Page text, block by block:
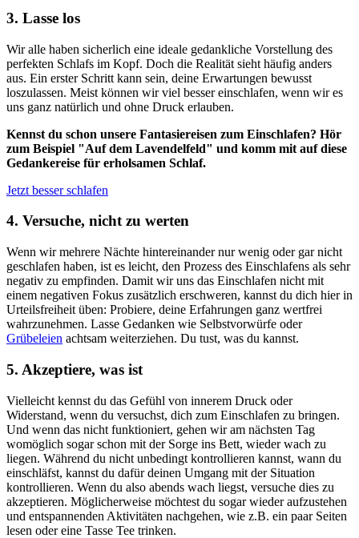
3. Lasse los
Wir alle haben sicherlich eine ideale gedankliche Vorstellung des
perfekten Schlafs im Kopf. Doch die Realität sieht häufig anders
aus. Ein erster Schritt kann sein, deine Erwartungen bewusst
loszulassen. Meist können wir viel besser einschlafen, wenn wir es
uns ganz natürlich und ohne Druck erlauben.
Kennst du schon unsere Fantasiereisen zum Einschlafen? Hör
zum Beispiel "Auf dem Lavendelfeld" und komm mit auf diese
Gedankereise für erholsamen Schlaf.
Jetzt besser schlafen
4. Versuche, nicht zu werten
Wenn wir mehrere Nächte hintereinander nur wenig oder gar nicht
geschlafen haben, ist es leicht, den Prozess des Einschlafens als sehr
negativ zu empfinden. Damit wir uns das Einschlafen nicht mit
einem negativen Fokus zusätzlich erschweren, kannst du dich hier in
Urteilsfreiheit üben: Probiere, deine Erfahrungen ganz wertfrei
wahrzunehmen. Lasse Gedanken wie Selbstvorwürfe oder
Grübeleien achtsam weiterziehen. Du tust, was du kannst.
5. Akzeptiere, was ist
Vielleicht kennst du das Gefühl von innerem Druck oder
Widerstand, wenn du versuchst, dich zum Einschlafen zu bringen.
Und wenn das nicht funktioniert, gehen wir am nächsten Tag
womöglich sogar schon mit der Sorge ins Bett, wieder wach zu
liegen. Während du nicht unbedingt kontrollieren kannst, wann du
einschläfst, kannst du dafür deinen Umgang mit der Situation
kontrollieren. Wenn du also abends wach liegst, versuche dies zu
akzeptieren. Möglicherweise möchtest du sogar wieder aufzustehen
und entspannenden Aktivitäten nachgehen, wie z.B. ein paar Seiten
lesen oder eine Tasse Tee trinken.